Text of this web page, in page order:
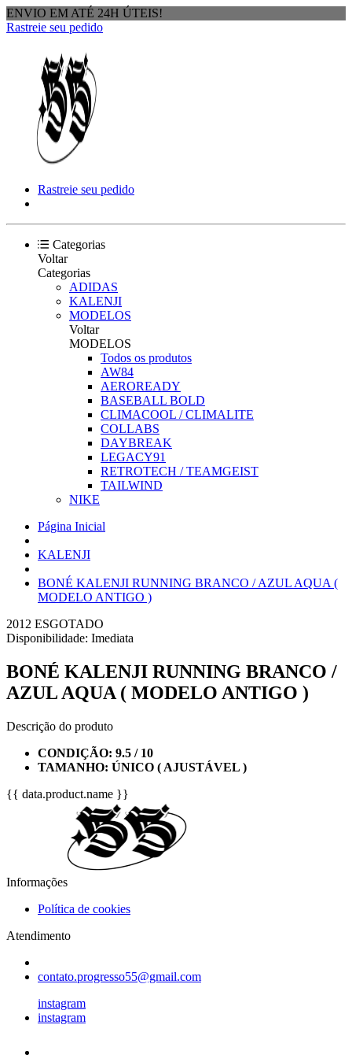
ENVIO EM ATÉ 24H ÚTEIS!
Rastreie seu pedido
Rastreie seu pedido
Categorias
Voltar
Categorias
ADIDAS
KALENJI
MODELOS
Voltar
MODELOS
Todos os produtos
AW84
AEROREADY
BASEBALL BOLD
CLIMACOOL / CLIMALITE
COLLABS
DAYBREAK
LEGACY91
RETROTECH / TEAMGEIST
TAILWIND
NIKE
Página Inicial
KALENJI
BONÉ KALENJI RUNNING BRANCO / AZUL AQUA (
MODELO ANTIGO )
2012 ESGOTADO
Disponibilidade: Imediata
BONÉ KALENJI RUNNING BRANCO /
AZUL AQUA ( MODELO ANTIGO )
Descrição do produto
CONDIÇÃO: 9.5 / 10
TAMANHO: ÚNICO ( AJUSTÁVEL )
{{ data.product.name }}
Informações
Política de cookies
Atendimento
contato.progresso55@gmail.com
instagram
instagram